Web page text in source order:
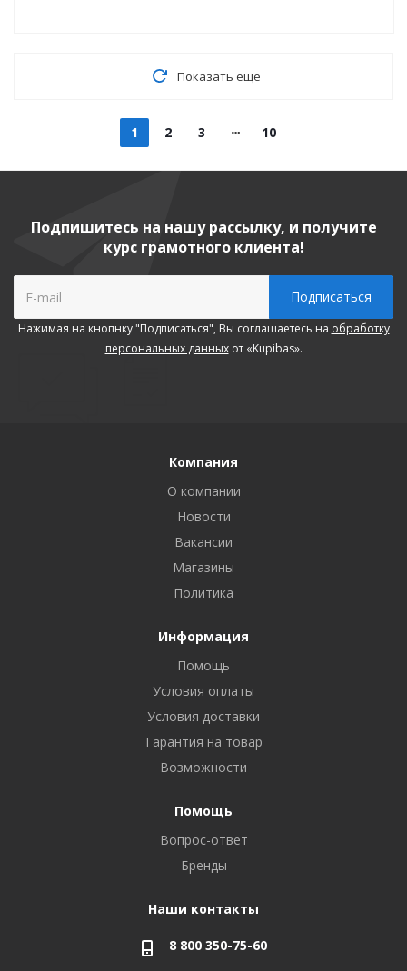
Показать еще
1 2 3 10
Подпишитесь на нашу рассылку, и получите
курс грамотного клиента!
Нажимая на кнопнку "Подписаться", Вы соглашаетесь на обработку
персональных данныхот «Kupibas».
Компания
О компании
Новости
Вакансии
Магазины
Политика
Информация
Помощь
Условия оплаты
Условия доставки
Гарантия на товар
Возможности
Помощь
Вопрос-ответ
Бренды
Наши контакты
8 800 350-75-60